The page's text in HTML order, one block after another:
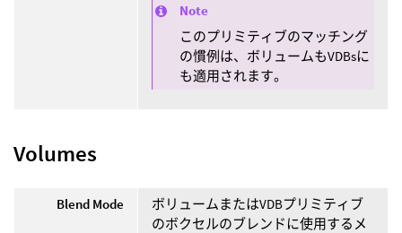
Note
このプリミティブのマッチング
の慣例は、ボリュームもVDBsに
も適用されます。
Volumes
Blend Mode
ボリュームまたはVDBプリミティブ
のボクセルのブレンドに使用するメ